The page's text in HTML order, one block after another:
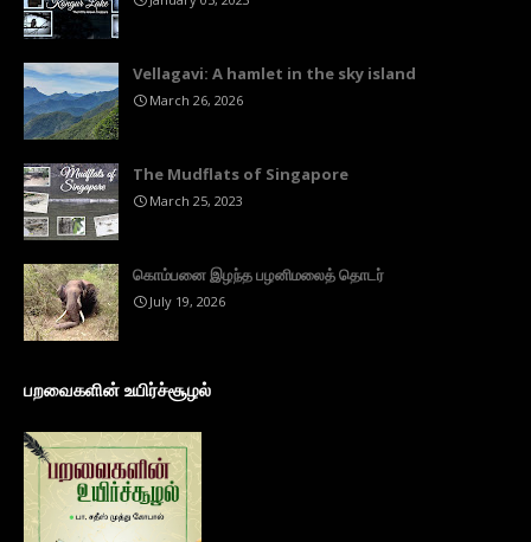
Vellagavi: A hamlet in the sky island
March 26, 2026
The Mudflats of Singapore
March 25, 2023
கொம்பனை இழந்த பழனிமலைத் தொடர்
July 19, 2026
பறவைகளின் உயிர்ச்சூழல்